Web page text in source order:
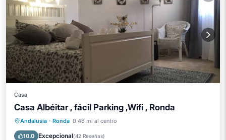
Casa
Casa Albéitar , fácil Parking ,Wifi , Ronda
Andalusia · Ronda 0.46 mi al centro
10.0 Excepcional(42 Reseñas)
Aparcamiento
Balcón/Terraza
Cocina
Aire acondicionado